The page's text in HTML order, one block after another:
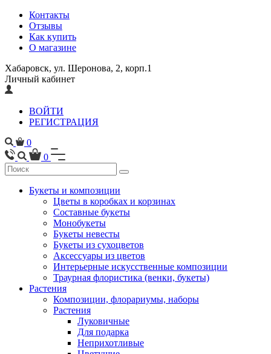
Контакты
Отзывы
Как купить
О магазине
Хабаровск, ул. Шеронова, 2, корп.1
Личный кабинет
ВОЙТИ
РЕГИСТРАЦИЯ
0
0
Букеты и композиции
Цветы в коробках и корзинах
Составные букеты
Монобукеты
Букеты невесты
Букеты из сухоцветов
Аксессуары из цветов
Интерьерные искусственные композиции
Траурная флористика (венки, букеты)
Растения
Композиции, флорариумы, наборы
Растения
Луковичные
Для подарка
Неприхотливые